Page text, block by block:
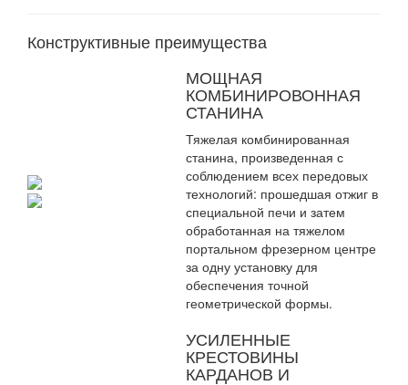
Конструктивные преимущества
МОЩНАЯ
КОМБИНИРОВОННАЯ
СТАНИНА
Тяжелая комбинированная
станина, произведенная с
соблюдением всех передовых
технологий: прошедшая отжиг в
специальной печи и затем
обработанная на тяжелом
портальном фрезерном центре
за одну установку для
обеспечения точной
геометрической формы.
УСИЛЕННЫЕ
КРЕСТОВИНЫ
КАРДАНОВ И